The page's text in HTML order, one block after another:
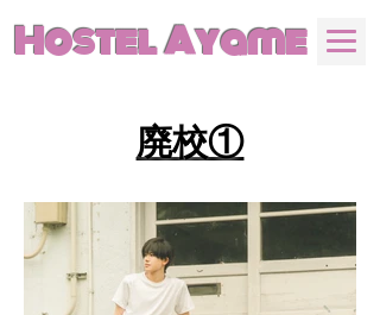
Hostel Ayame
廃校①